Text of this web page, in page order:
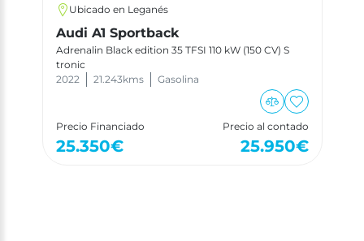
Ubicado en Leganés
Audi A1 Sportback
Adrenalin Black edition 35 TFSI 110 kW (150 CV) S
tronic
2022
21.243kms Gasolina
Precio Financiado
25.350€
Precio al contado
25.950€